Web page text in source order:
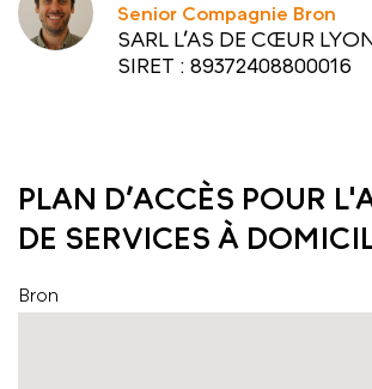
Senior Compagnie Bron
SARL L’AS DE CŒUR
SIRET : 89372408800016
PLAN D’ACCÈS POUR
DE SERVICES À
Bron